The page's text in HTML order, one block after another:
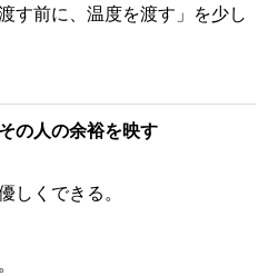
す前に、温度を渡す」を少し
の人の余裕を映す
しくできる。